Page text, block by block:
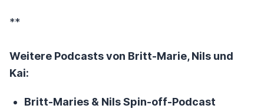
**
Weitere Podcasts von Britt-Marie, Nils und
Kai:
Britt-Maries & Nils Spin-off-Podcast